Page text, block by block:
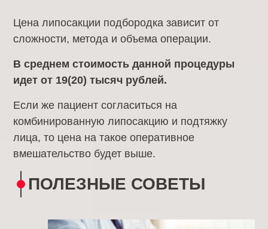
Цена липосакции подбородка зависит от
сложности, метода и объема операции.
В среднем стоимость данной процедуры
идет от 19(20) тысяч рублей.
Если же пациент согласиться на
комбинированную липосакцию и подтяжку
лица, то цена на такое оперативное
вмешательство будет выше.
ПОЛЕЗНЫЕ СОВЕТЫ